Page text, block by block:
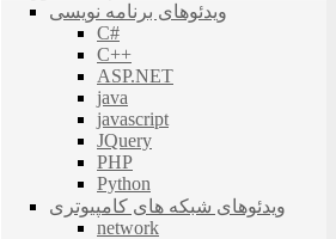
ویدئوهای برنامه نویسی
C#
C++
ASP.NET
java
javascript
JQuery
PHP
Python
ویدئوهای شبکه های کامپیوتری
network